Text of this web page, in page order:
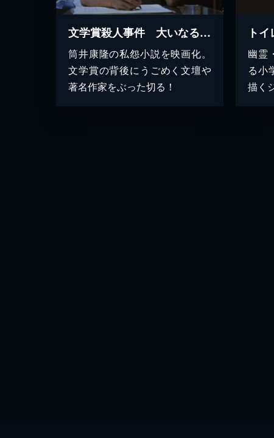
文学賞殺人事件 大いなる助走
筒井康隆の私怨小説を映画化。
文学賞の背後にうごめく文壇や
著名作家をぶった切る！
ト
幽霊
る小
描く